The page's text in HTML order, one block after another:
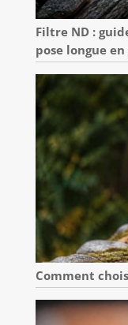
Filtre ND :
pose longue
Comment